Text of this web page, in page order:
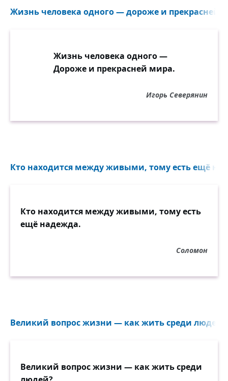
Жизнь человека одного — дороже и прекрасней
Жизнь человека одного —
Дороже и прекрасней мира.
Игорь Северянин
Кто находится между живыми, тому есть ещё
Кто находится между живыми, тому есть
ещё надежда.
Соломон
Великий вопрос жизни — как жить среди
Великий вопрос жизни — как жить среди